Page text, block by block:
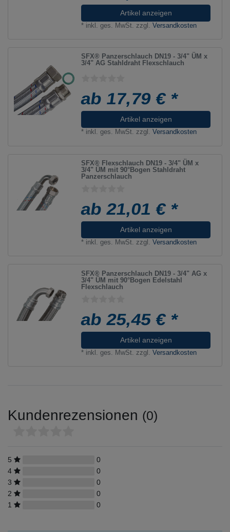
Artikel anzeigen
* inkl. ges. MwSt. zzgl.Versandkosten
SFX® Panzerschlauch DN19 - 3/4" ÜM x
3/4" AG Stahldraht Flexschlauch
ab 17,79 € *
Artikel anzeigen
* inkl. ges. MwSt. zzgl.Versandkosten
SFX® Flexschlauch DN19 - 3/4" ÜM x
3/4" ÜM mit 90°Bogen Stahldraht
Panzerschlauch
ab 21,01 € *
Artikel anzeigen
* inkl. ges. MwSt. zzgl.Versandkosten
SFX® Panzerschlauch DN19 - 3/4" AG x
3/4" ÜM mit 90°Bogen Edelstahl
Flexschlauch
ab 25,45 € *
Artikel anzeigen
* inkl. ges. MwSt. zzgl.Versandkosten
Kundenrezensionen (0)
5
0
4
0
3
0
2
0
1
0